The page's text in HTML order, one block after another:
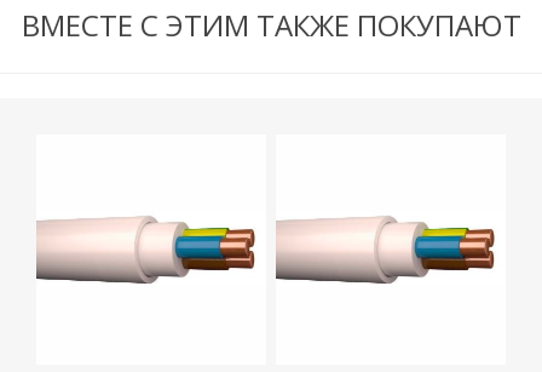
ВМЕСТЕ С ЭТИМ ТАКЖЕ ПОКУПАЮТ